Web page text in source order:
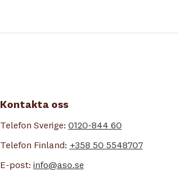
Kontakta oss
Telefon Sverige: 0120-844 60
Telefon Finland: +358 50 5548707
E-post: info@aso.se